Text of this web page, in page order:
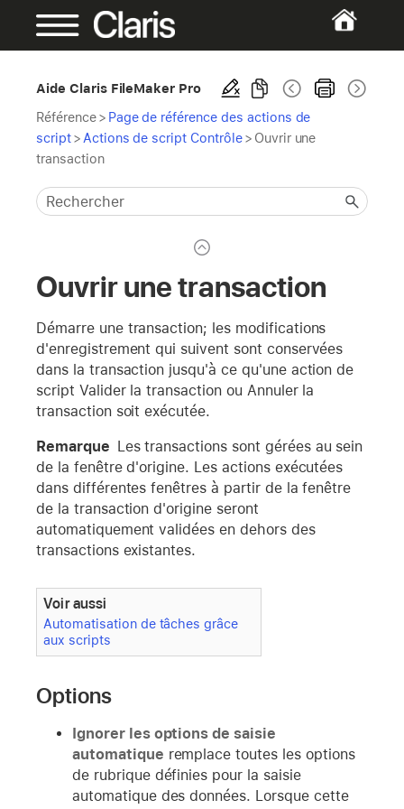
Aide Claris FileMaker Pro
Référence> Page de référence des actions de
script> Actions de script Contrôle> Ouvrir une
transaction
Ouvrir une transaction
Démarre une transaction; les modifications
d'enregistrement qui suivent sont conservées
dans la transaction jusqu'à ce qu'une action de
script Valider la transaction ou Annuler la
transaction soit exécutée.
Remarque Les transactions sont gérées au sein
de la fenêtre d'origine. Les actions exécutées
dans différentes fenêtres à partir de la fenêtre
de la transaction d'origine seront
automatiquement validées en dehors des
transactions existantes.
Voir aussi
Automatisation de tâches grâce
aux scripts
Options
Ignorer les options de saisie
automatique remplace toutes les options
de rubrique définies pour la saisie
automatique des données. Lorsque cette